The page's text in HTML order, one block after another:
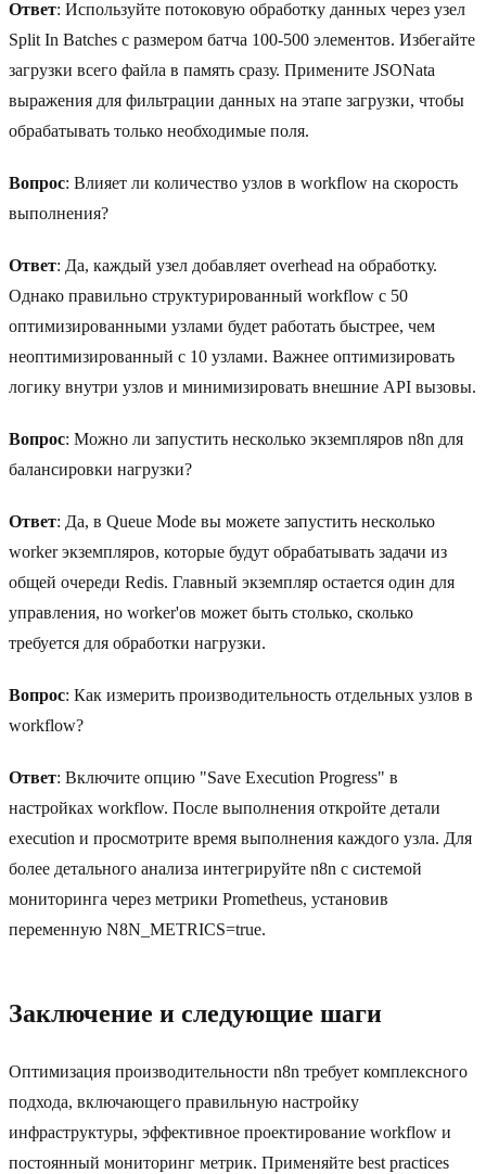
Ответ: Используйте потоковую обработку данных через узел
Split In Batches с размером батча 100-500 элементов. Избегайте
загрузки всего файла в память сразу. Примените JSONata
выражения для фильтрации данных на этапе загрузки, чтобы
обрабатывать только необходимые поля.
Вопрос: Влияет ли количество узлов в workflow на скорость
выполнения?
Ответ: Да, каждый узел добавляет overhead на обработку.
Однако правильно структурированный workflow с 50
оптимизированными узлами будет работать быстрее, чем
неоптимизированный с 10 узлами. Важнее оптимизировать
логику внутри узлов и минимизировать внешние API вызовы.
Вопрос: Можно ли запустить несколько экземпляров n8n для
балансировки нагрузки?
Ответ: Да, в Queue Mode вы можете запустить несколько
worker экземпляров, которые будут обрабатывать задачи из
общей очереди Redis. Главный экземпляр остается один для
управления, но worker'ов может быть столько, сколько
требуется для обработки нагрузки.
Вопрос: Как измерить производительность отдельных узлов в
workflow?
Ответ: Включите опцию "Save Execution Progress" в
настройках workflow. После выполнения откройте детали
execution и просмотрите время выполнения каждого узла. Для
более детального анализа интегрируйте n8n с системой
мониторинга через метрики Prometheus, установив
переменную N8N_METRICS=true.
Заключение и следующие шаги
Оптимизация производительности n8n требует комплексного
подхода, включающего правильную настройку
инфраструктуры, эффективное проектирование workflow и
постоянный мониторинг метрик. Применяйте best practices